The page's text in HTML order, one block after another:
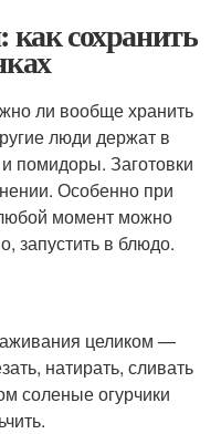
как сохранить
ли вообще хранить
люди держат в
помидоры. Заготовки
Особенно при
момент можно
запустить в блюдо.
целиком —
натирать, сливать
соленые огурчики